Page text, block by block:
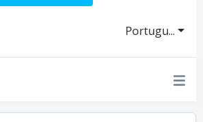
Portugu...